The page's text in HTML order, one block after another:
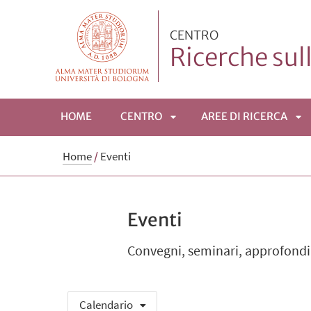
CENTRO
Ricerche
HOME CENTRO AREE DI RICERCA
Home/Eventi
Eventi
Convegni, seminari,
Calendario